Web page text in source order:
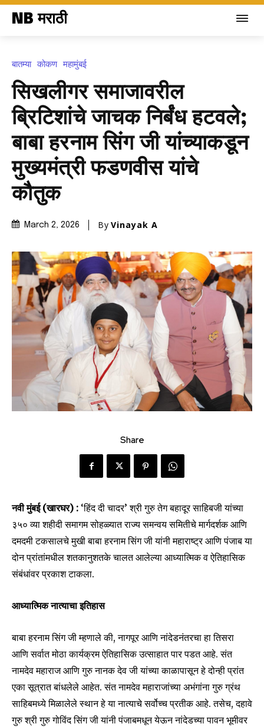
NB मराठी
बातम्या कोकण महामुंबई
सिखलीगर समाजावरील
ब्रिटिशांचे जाचक निर्बंध हटवले;
बाबा हरनाम सिंग जी यांच्याकडून
मुख्यमंत्री फडणवीस यांचे
कौतुक
March 2, 2026 By Vinayak A
Share
नवी मुंबई (खारघर) : ‘हिंद दी चादर’ श्री गुरु तेग बहादूर साहिबजी यांच्या
३५० व्या शहीदी समागम सोहळ्यात राज्य समन्वय समितीचे मार्गदर्शक आणि
दमदमी टकसालचे मुखी बाबा हरनाम सिंग जी यांनी महाराष्ट्र आणि पंजाब या
दोन प्रांतांमधील शतकानुशतके चालत आलेल्या आध्यात्मिक व ऐतिहासिक
संबंधांवर प्रकाश टाकला.
आध्यात्मिक नात्याचा इतिहास
बाबा हरनाम सिंग जी म्हणाले की, नागपूर आणि नांदेडनंतरचा हा तिसरा
आणि सर्वात मोठा कार्यक्रम ऐतिहासिक उत्साहात पार पडत आहे. संत
नामदेव महाराज आणि गुरु नानक देव जी यांच्या काळापासून हे दोन्ही प्रांत
एका सूत्रात बांधलेले आहेत. संत नामदेव महाराजांच्या अभंगांना गुरु ग्रंथ
साहिबमध्ये मिळालेले स्थान हे या नात्याचे सर्वोच्च प्रतीक आहे. तसेच, दहावे
गुरु श्री गुरु गोविंद सिंग जी यांनी पंजाबमधून येऊन नांदेडच्या पावन भूमीवर